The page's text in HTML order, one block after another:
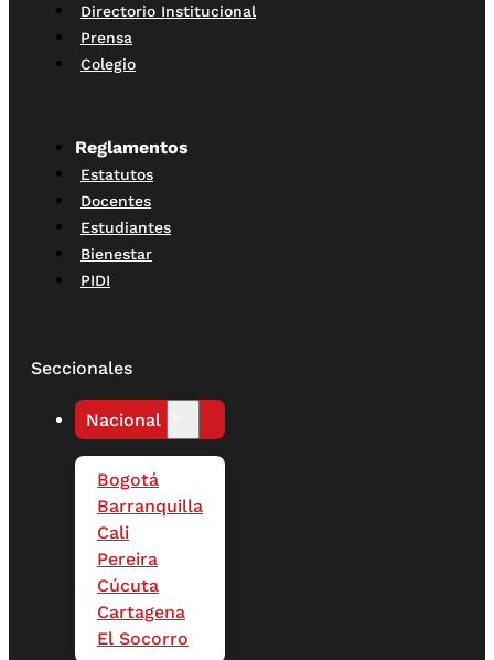
Directorio Institucional
Prensa
Colegio
Reglamentos
Estatutos
Docentes
Estudiantes
Bienestar
PIDI
Seccionales
Nacional
Bogotá
Barranquilla
Cali
Pereira
Cúcuta
Cartagena
El Socorro